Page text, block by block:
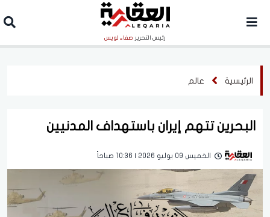
رئيس التحرير صفاء لويس
الرئيسية عالم
البحرين تتهم إيران باستهداف المدنيين
الخميس 09 يوليو 2026 | 10:36 صباحاً